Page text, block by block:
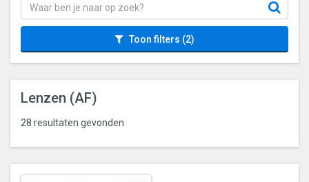
Toon filters (2)
Lenzen (AF)
28 resultaten gevonden